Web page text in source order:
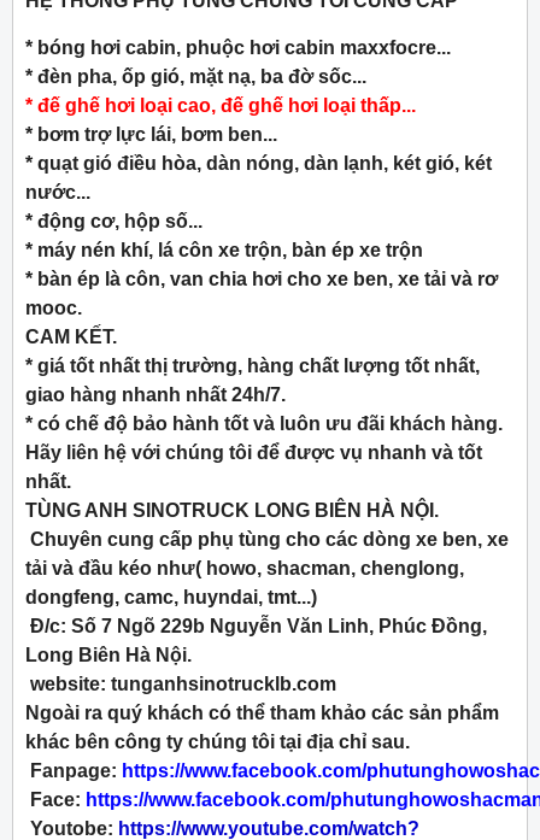
* bóng hơi cabin, phuộc hơi cabin maxxfocre...
* đèn pha, ốp gió, mặt nạ, ba đờ sốc...
* đế ghế hơi loại cao, đế ghế hơi loại thấp...
* bơm trợ lực lái, bơm ben...
* quạt gió điều hòa, dàn nóng, dàn lạnh, két gió, két
nước...
* động cơ, hộp số...
* máy nén khí, lá côn xe trộn, bàn ép xe trộn
* bàn ép là côn, van chia hơi cho xe ben, xe tải và rơ
mooc.
CAM KẾT.
* giá tốt nhất thị trường, hàng chất lượng tốt nhất,
giao hàng nhanh nhất 24h/7.
* có chế độ bảo hành tốt và luôn ưu đãi khách hàng.
Hãy liên hệ với chúng tôi để được vụ nhanh và tốt
nhất.
TÙNG ANH SINOTRUCK LONG BIÊN HÀ NỘI.
Chuyên cung cấp phụ tùng cho các dòng xe ben, xe
tải và đầu kéo như( howo, shacman, chenglong,
dongfeng, camc, huyndai, tmt...)
Đ/c: Số 7 Ngõ 229b Nguyễn Văn Linh, Phúc Đồng,
Long Biên Hà Nội.
website: tunganhsinotrucklb.com
Ngoài ra quý khách có thể tham khảo các sản phẩm
khác bên công ty chúng tôi tại địa chỉ sau.
Fanpage: https://www.facebook.com/
Face: https://www.facebook.com/
Youtobe: https://www.youtube.com/watch?